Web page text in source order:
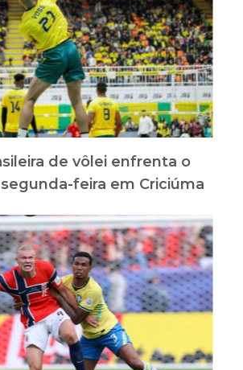
de vôlei enfrenta o
feira em Criciúma